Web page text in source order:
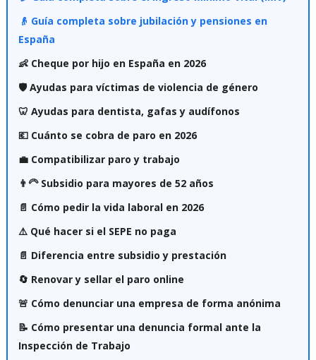
👴 Guía completa sobre jubilación y pensiones en
España
👶 Cheque por hijo en España en 2026
🛡️ Ayudas para víctimas de violencia de género
🦷 Ayudas para dentista, gafas y audífonos
💶 Cuánto se cobra de paro en 2026
💼 Compatibilizar paro y trabajo
👨‍🦳 Subsidio para mayores de 52 años
📄 Cómo pedir la vida laboral en 2026
⚠️ Qué hacer si el SEPE no paga
📄 Diferencia entre subsidio y prestación
🔄 Renovar y sellar el paro online
🚨 Cómo denunciar una empresa de forma anónima
📝 Cómo presentar una denuncia formal ante la
Inspección de Trabajo